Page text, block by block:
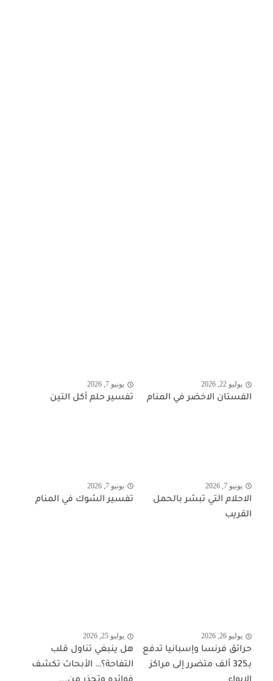
يوليو 22, 2026
الفستان الاخضر في المنام
يونيو 7, 2026
تفسير حلم أكل التين
يونيو 7, 2026
الاحلام التي تبشر بالحمل
القريب
يونيو 7, 2026
تفسير الشوك في المنام
يوليو 26, 2026
حرائق فرنسا وإسبانيا تدفع
بـ325 ألف متضرر إلى مراكز
يوليو 25, 2026
هل ينبغي تناول قلب
التفاحة؟… الأبحاث تكشف